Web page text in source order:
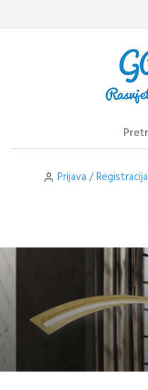
to
Prijava / Registracija